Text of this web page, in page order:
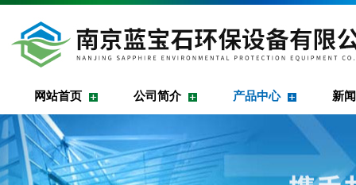
网站首页 公司简介 产品中心 新